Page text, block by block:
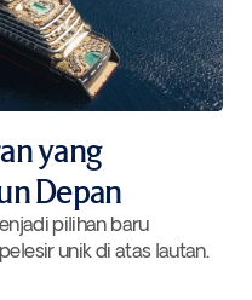
yang
Depan
pilihan baru
unik di atas lautan.